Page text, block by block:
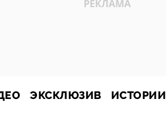
ЭКСКЛЮЗИВ ИСТОРИИ